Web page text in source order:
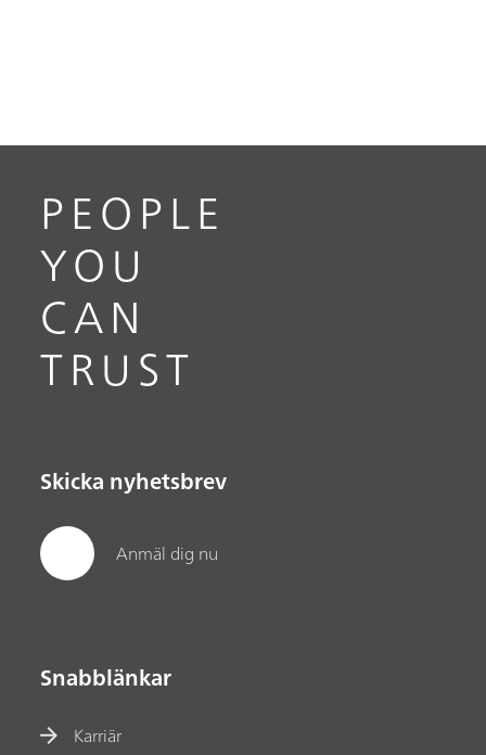
PEOPLE
YOU
CAN
TRUST
Skicka nyhetsbrev
Anmäl dig nu
Snabblänkar
Karriär